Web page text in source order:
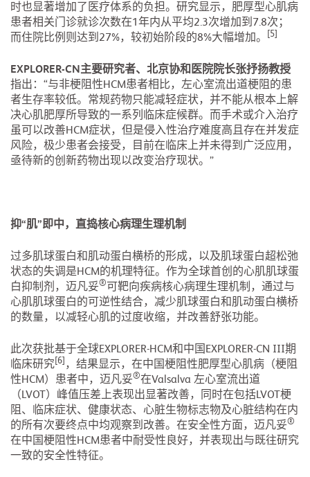
时也显著增加了医疗体系的负担。研究显示，肥厚型心肌病
患者相关门诊就诊次数在1年内从平均2.3次增加到7.8次；
而住院比例则达到27%，较初始阶段的8%大幅增加。
[5]
EXPLORER-CN主要研究者、北京协和医院院长张抒扬教授
指出：“与非梗阻性HCM患者相比，左心室流出道梗阻的患
者生存率较低。常规药物只能减轻症状，并不能从根本上解
决心肌肥厚所导致的一系列临床症候群。而手术或介入治疗
虽可以改善HCM症状，但是侵入性治疗难度高且存在并发症
风险，极少患者会接受，目前在临床上并未得到广泛应用，
亟待新的创新药物出现以改变治疗现状。”
抑“肌”即中，直捣核心病理生理机制
过多肌球蛋白和肌动蛋白横桥的形成，以及肌球蛋白超松弛
状态的失调是HCM的机理特征。作为全球首创的心肌肌球蛋
白抑制剂，迈凡妥® 可靶向疾病核心病理生理机制，通过与
心肌肌球蛋白的可逆性结合，减少肌球蛋白和肌动蛋白横桥
的数量，以减轻心肌的过度收缩，并改善舒张功能。
此次获批基于全球EXPLORER-HCM和中国EXPLORER-CN III期
临床研究 [6] ，结果显示，在中国梗阻性肥厚型心肌病（梗阻
性HCM）患者中，迈凡妥®在Valsalva 左心室流出道
（LVOT）峰值压差上表现出显著改善，同时在包括LVOT梗
阻、临床症状、健康状态、心脏生物标志物及心脏结构在内
的所有次要终点中均观察到改善。在安全性方面，迈凡妥®
在中国梗阻性HCM患者中耐受性良好，并表现出与既往研究
一致的安全性特征。